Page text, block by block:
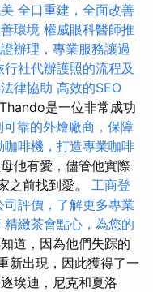
全口重建，全面改善
環境 權威眼科醫師推
辦理，專業服務讓過
行社代辦護照的流程及
律協助 高效的SEO
Thando是一位非常成功
可靠的外燴廠商，保障
咖啡機，打造專業咖啡
他有愛，儘管他實際
之前找到愛。 工商登
司評價，了解更多專業
精緻茶會點心，為您的
道，因為他們失踪的
新出現，因此獲得了一
埃迪，尼克和夏洛